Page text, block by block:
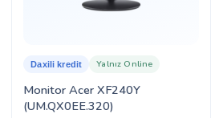
Monitor Acer XF240Y
(UM.QX0EE.320)
Daxili kredit Yalnız Online